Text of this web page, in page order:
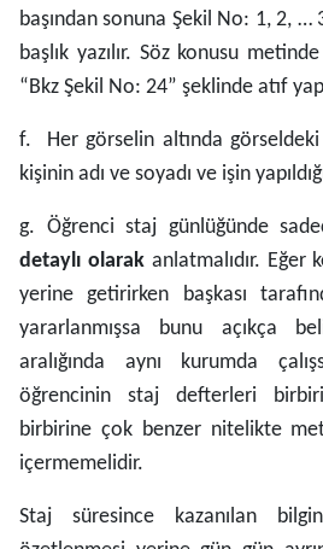
başından sonuna Şekil No: 1, 2, …
başlık yazılır. Söz konusu
“Bkz Şekil No: 24” şeklinde atıf
f. Her görselin altında
kişinin adı ve soyadı ve işin
g. Öğrenci staj günlüğünde
detaylı olarakanlatmalıdır. Eğer
yerine getirirken başkası
yararlanmışsa bunu açıkça
aralığında aynı kurumda
öğrencinin staj defterleri
birbirine çok benzer nitelikte
içermemelidir.
Staj süresince kazanılan